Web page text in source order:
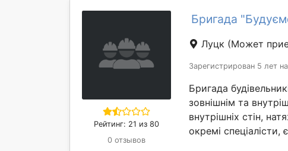
Рейтинг: 21 из 80
0 отзывов
Бригада
Луцк (Может
Зарегистрирован 5 лет
Бригада
зовнішнім та
внутрішніх стін,
окремі спеціалісти,